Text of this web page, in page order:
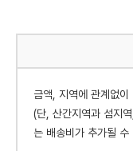
금액, 지역에 관계없이
(단, 산간지역과 섬지
는 배송비가 추가될 수